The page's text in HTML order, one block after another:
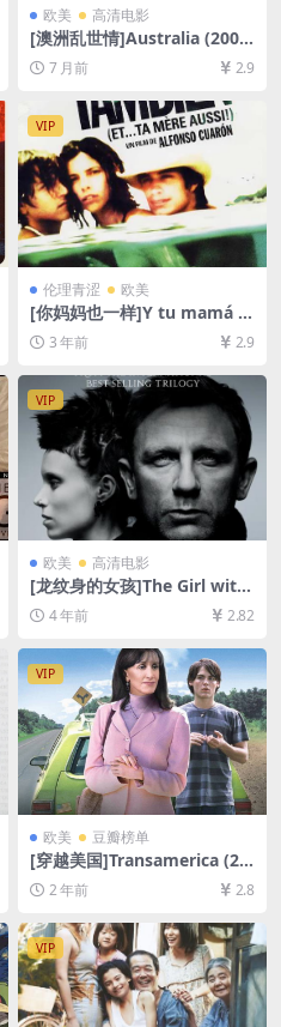
欧美 高清电影
[澳洲乱世情]Australia (2008)
[百度网盘+夸克网盘1080P超
清未删减资源][网盘在线播放/
下载][MP4/12GB][中英字幕]
7 月前 2.9
VIP
伦理青涩 欧美
[你妈妈也一样]Y tu mamá ta
mbién (2001)[百度网盘+夸克
网盘1080P超清未删减资源]
5GB][中文字幕]
3 年前 2.9
VIP
欧美 高清电影
[龙纹身的女孩]The Girl with
the Dragon Tattoo (2011)
[百度网盘+迅雷云盘资源1080
P超清未删减][MP4/10GB][中
英字幕]
4 年前 2.82
VIP
欧美 豆瓣榜单
[穿越美国]Transamerica (20
05)[百度网盘+夸克网盘1080P
超清未删减资源][网盘在线播
放/下载][MP4/6.3GB][中英字
幕]
2 年前 2.8
VIP